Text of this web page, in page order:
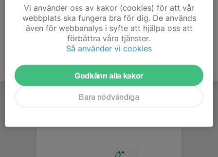
Vi använder oss av kakor (cookies) för att vår
webbplats ska fungera bra för dig. De används
även för webbanalys i syfte att hjälpa oss att
förbättra våra tjänster.
Så använder vi cookies
Godkänn alla kakor
Bara nödvändiga